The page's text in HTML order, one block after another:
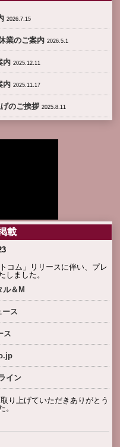
2026.7.15
業のご案内 2026.5.1
内 2025.12.11
内 2025.11.17
のご挨拶 2025.8.11
載
コム」リリースに伴い、プレ
しました。
ル＆M
ース
ス
イン
り上げていただきありがとう
。